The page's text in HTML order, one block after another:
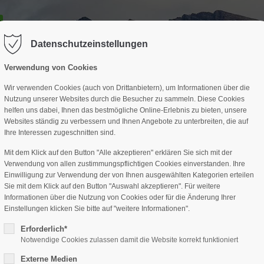
"offcanvas-col2" existiert leider
Der Eintrag "offcanvas-col3"
nicht.
Datenschutzeinstellungen
Verwendung von Cookies
Wir verwenden Cookies (auch von Drittanbietern), um Informationen über die
Nutzung unserer Websites durch die Besucher zu sammeln. Diese Cookies
helfen uns dabei, Ihnen das bestmögliche Online-Erlebnis zu bieten, unsere
Websites ständig zu verbessern und Ihnen Angebote zu unterbreiten, die auf
Ihre Interessen zugeschnitten sind.
Mit dem Klick auf den Button "Alle akzeptieren" erklären Sie sich mit der
Verwendung von allen zustimmungspflichtigen Cookies einverstanden. Ihre
Einwilligung zur Verwendung der von Ihnen ausgewählten Kategorien erteilen
Sie mit dem Klick auf den Button "Auswahl akzeptieren". Für weitere
Informationen über die Nutzung von Cookies oder für die Änderung Ihrer
Einstellungen klicken Sie bitte auf "weitere Informationen".
Erforderlich*
Notwendige Cookies zulassen damit die Website korrekt funktioniert
Externe Medien